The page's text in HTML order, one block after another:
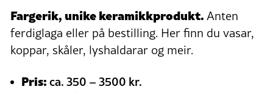
Fargerik, unike keramikkprodukt.Anten
ferdiglaga eller på bestilling. Her finn du vasar,
koppar, skåler, lyshaldarar og meir.
Pris:ca. 350 – 3500 kr.